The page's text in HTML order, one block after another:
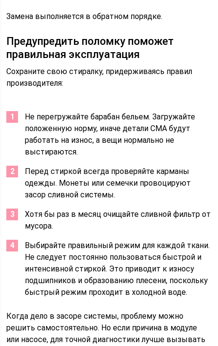
Замена выполняется в обратном порядке.
Предупредить поломку поможет
правильная эксплуатация
Сохраните свою стиралку, придерживаясь правил
производителя:
Не перегружайте барабан бельем. Загружайте
положенную норму, иначе детали СМА будут
работать на износ, а вещи нормально не
выстираются.
Перед стиркой всегда проверяйте карманы
одежды. Монеты или семечки провоцируют
засор сливной системы.
Хотя бы раз в месяц очищайте сливной фильтр от
мусора.
Выбирайте правильный режим для каждой ткани.
Не следует постоянно пользоваться быстрой и
интенсивной стиркой. Это приводит к износу
подшипников и образованию плесени, поскольку
быстрый режим проходит в холодной воде.
Когда дело в засоре системы, проблему можно
решить самостоятельно. Но если причина в модуле
или насосе, для точной диагностики лучше вызывать